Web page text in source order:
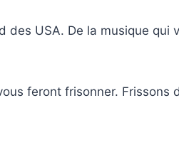
USA. De la musique
feront frisonner. Frissons